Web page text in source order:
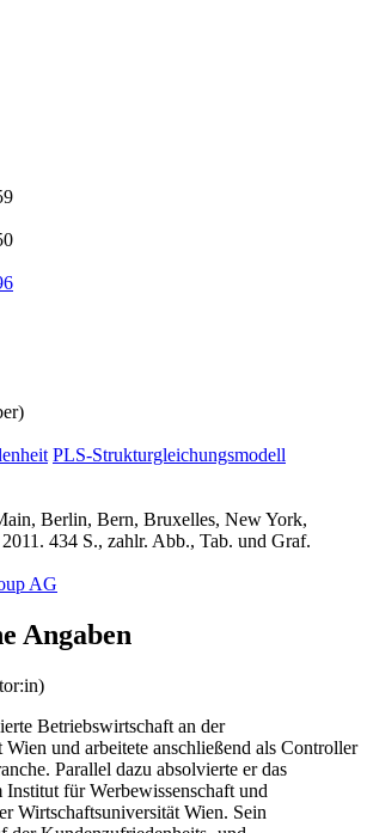
PLS-Strukturgleichungsmodell
Berlin, Bern, Bruxelles, New York,
434 S., zahlr. Abb., Tab. und Graf.
AG
Angaben
Betriebswirtschaft an der
und arbeitete anschließend als Controller
Parallel dazu absolvierte er das
für Werbewissenschaft und
Wirtschaftsuniversität Wien. Sein